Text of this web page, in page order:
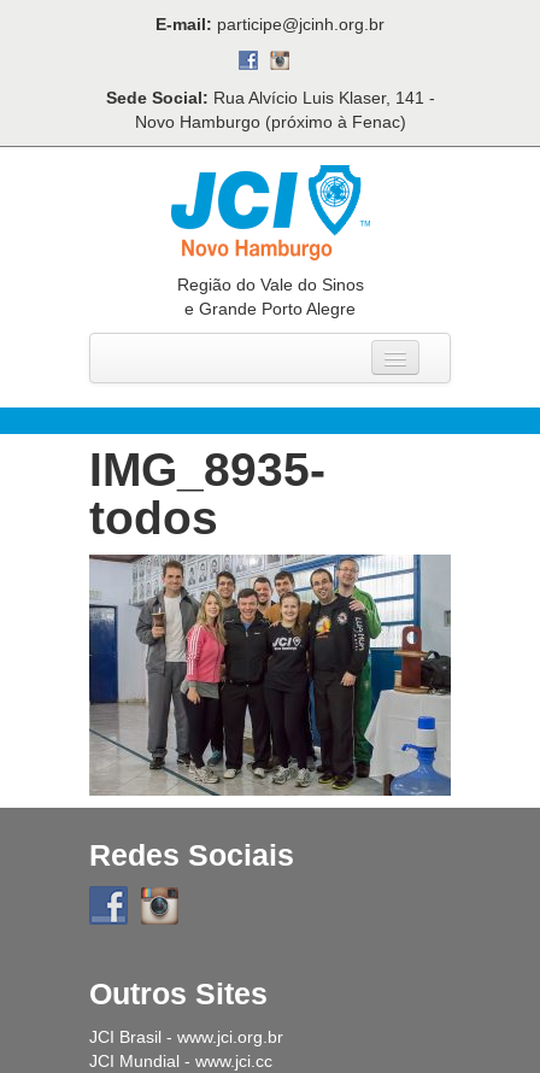
E-mail: participe@jcinh.org.br
Sede Social: Rua Alvício Luis Klaser, 141 -
Novo Hamburgo (próximo à Fenac)
Região do Vale do Sinos
e Grande Porto Alegre
O Que Fazemos
História
Contato
Fique Por Dentro
IMG_8935-
todos
Redes Sociais
Outros Sites
JCI Brasil - www.jci.org.br
JCI Mundial - www.jci.cc